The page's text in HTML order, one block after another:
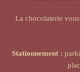
La chocolaterie
Stationnement :